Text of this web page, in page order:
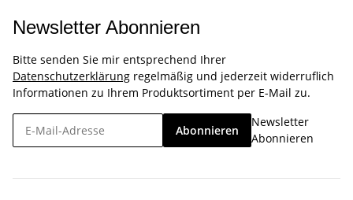
Newsletter Abonnieren
Bitte senden Sie mir entsprechend Ihrer
Datenschutzerklärung regelmäßig und jederzeit widerruflich
Informationen zu Ihrem Produktsortiment per E-Mail zu.
Abonnieren
Newsletter
Abonnieren